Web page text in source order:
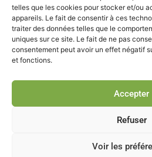
telles que les cookies pour stocker et/ou
appareils. Le fait de consentir à ces
traiter des données telles que le
uniques sur ce site. Le fait de ne pas
consentement peut avoir un effet négatif
et fonctions.
Accepter
Refuser
Voir les
w
s
p
p
e
n
k
e
i
n
RECEVOIR L'ACTU
Retrouvez tous les mois les articles
rendez-vous importants de la
Je m'abonne à la